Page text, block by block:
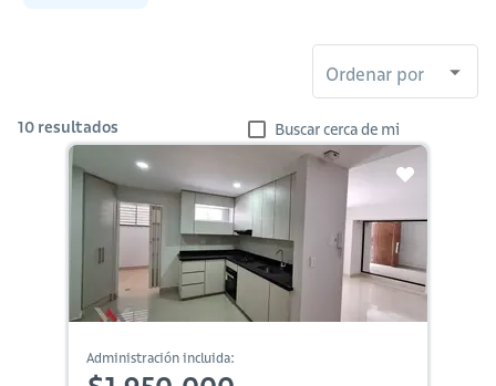
Ordenar por
10 resultados Buscar cerca de mi
Administración incluida: